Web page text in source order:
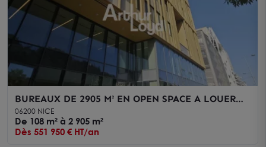
BUREAUX DE 2905 M² EN OPEN SPACE A LOUER
SUR NICE OUEST A PARTIR DE 108M²
06200 NICE
De 108 m² à 2 905 m²
Dès 551 950 € HT/an